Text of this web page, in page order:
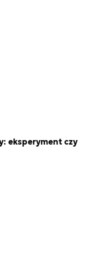
eksperyment czy